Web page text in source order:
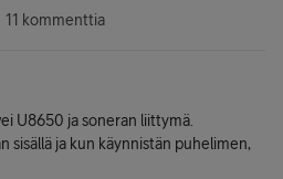
11 kommenttia
U8650 ja soneran liittymä.
sisällä ja kun käynnistän puhelimen,